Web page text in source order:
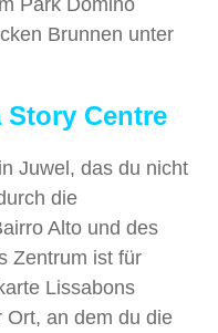
Brunnen unter
Centre
Juwel, das du nicht
die
Alto und des
Zentrum ist für
Lissabons
Ort, an dem du die